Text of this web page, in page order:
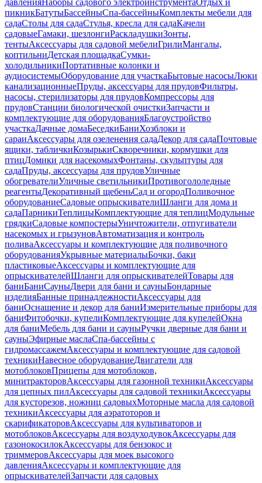
давленияНаборы садового электроинструментаОтдых и
пикникБатутыБассейныСпа-бассейныКомплекты мебели для
садаСтолы для садаСтулья, кресла для садаКачели
садовыеГамаки, шезлонгиРаскладушкиЗонты,
тентыАксессуары для садовой мебелиГрилиМангалы,
коптильниДетская площадкаСумки-
холодильникиПортативные колонки и
аудиосистемыОборудование для участкаБытовые насосыЛюки
канализационныеПруды, аксессуары для прудовФильтры,
насосы, стерилизаторы для прудовКомпрессоры для
прудовСтанции биологической очисткиЗапчасти и
комплектующие для оборудованияБлагоустройство
участкаДачные домаБеседкиБаниХозблоки и
сараиАксессуары для озеленения садаДекор для садаПочтовые
ящики, табличкиКозырькиСкворечники, кормушки для
птицДомики для насекомыхФонтаны, скульптуры для
садаПруды, аксессуары для прудовУличные
обогревателиУличные светильникиПротивогололедные
реагентыДекоративный щебеньСад и огородПоливочное
оборудованиеСадовые опрыскивателиШланги для дома и
садаПарникиТеплицыКомплектующие для теплицМодульные
грядкиСадовые компостерыУничтожители, отпугиватели
насекомых и грызуновАвтоматизация и контроль
поливаАксессуары и комплектующие для поливочного
оборудованияУкрывные материалыБочки, баки
пластиковыеАксессуары и комплектующие для
опрыскивателейШланги для опрыскивателейТовары для
баниБаниСауныДвери для бани и сауныБондарные
изделияБанные принадлежностиАксессуары для
баниОснащение и декор для баниИзмерительные приборы для
баниФитобочки, купелиКомплектующие для купелейОкна
для баниМебель для бани и сауныРучки дверные для бани и
сауныЭфирные маслаСпа-бассейны с
гидромассажемАксессуары и комплектующие для садовой
техникиНавесное оборудованиеДвигатели для
мотоблоковПрицепы для мотоблоков,
минитракторовАксессуары для газонной техникиАксессуары
для цепных пилАксессуары для садовой техникиАксессуары
для кусторезов, ножниц садовыхМоторные масла для садовой
техникиАксессуары для аэратоторов и
скарификаторовАксессуары для культиваторов и
мотоблоковАксессуары для воздуходувокАксессуары для
газонокосилокАксессуары для бензокос и
триммеровАксессуары для моек высокого
давленияАксессуары и комплектующие для
опрыскивателейЗапчасти для садовых